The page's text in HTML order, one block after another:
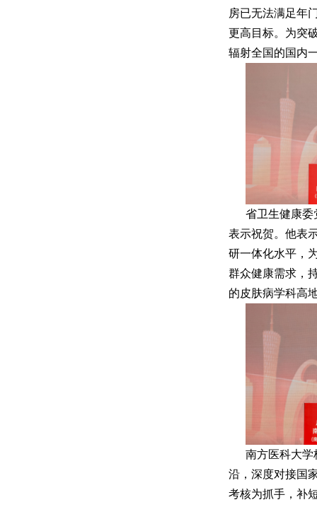
房已无法满足年
更高目标。为突
辐射全国的国内
省卫生健康
表示祝贺。他表
研一体化水平，
群众健康需求，
的皮肤病学科高
南方医科大
沿，深度对接国
考核为抓手，补